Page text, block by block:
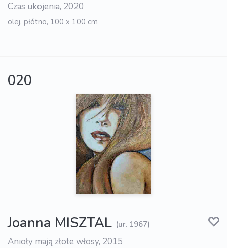
Czas ukojenia, 2020
olej, płótno, 100 x 100 cm
020
Joanna MISZTAL (ur. 1967)
Anioły mają złote włosy, 2015